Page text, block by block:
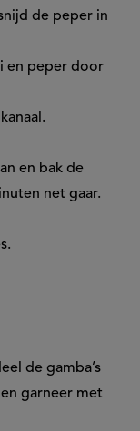
de peper in
en peper door
en bak de
net gaar.
de gamba’s
garneer met